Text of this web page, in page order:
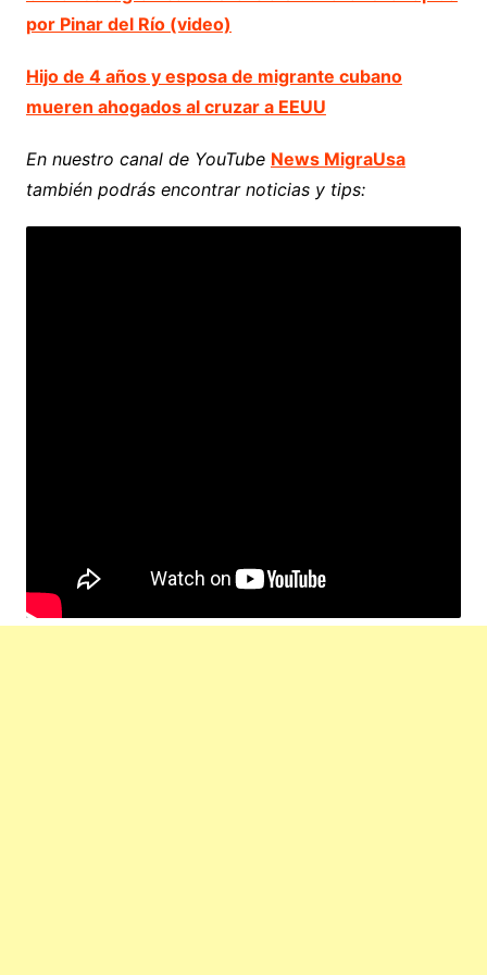
por Pinar del Río (video)
Hijo de 4 años y esposa de migrante cubano
mueren ahogados al cruzar a EEUU
En nuestro canal de YouTube News MigraUsa
también podrás encontrar noticias y tips: